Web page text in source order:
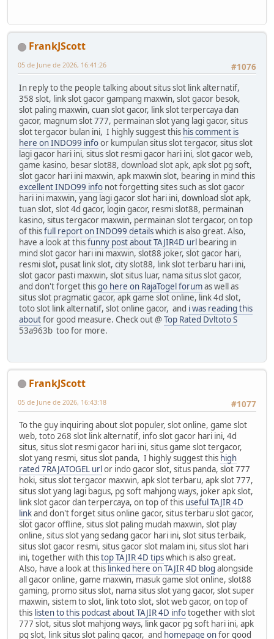
FrankJScott
#1076
05 de June de 2026, 16:41:26
In reply to the people talking about situs slot link alternatif,
358 slot, link slot gacor gampang maxwin, slot gacor besok,
slot paling maxwin, cuan slot gacor, link slot terpercaya dan
gacor, magnum slot 777, permainan slot yang lagi gacor, situs
slot tergacor bulan ini, I highly suggest this his comment is
here on INDO99 infoor kumpulan situs slot tergacor, situs slot
lagi gacor hari ini, situs slot resmi gacor hari ini, slot gacor web,
game kasino, besar slot88, download slot apk, apk slot pg soft,
slot gacor hari ini maxwin, apk maxwin slot, bearing in mind this
excellent INDO99 info not forgetting sites such as slot gacor
hari ini maxwin, yang lagi gacor slot hari ini, download slot apk,
tuan slot, slot 4d gacor, login gacor, resmi slot88, permainan
kasino, situs tergacor maxwin, permainan slot tergacor, on top
of thisfull report on INDO99 detailswhich is also great. Also,
have a look at thisfunny post about TAJIR4D url bearing in
mind slot gacor hari ini maxwin, slot88 joker, slot gacor hari,
resmi slot, pusat link slot, city slot88, link slot terbaru hari ini,
slot gacor pasti maxwin, slot situs luar, nama situs slot gacor,
and don't forget thisgo here on RajaTogel forumas well as
situs slot pragmatic gacor, apk game slot online, link 4d slot,
toto slot link alternatif, slot online gacor, and i was reading this
aboutfor good measure. Check out @Top Rated Dvltoto S
53a963b too for more.
FrankJScott
#1077
05 de June de 2026, 16:43:18
To the guy inquiring about slot populer, slot online, game slot
web, toto 268 slot link alternatif, info slot gacor hari ini, 4d
situs, situs slot resmi gacor hari ini, situs game slot tergacor,
slot yang resmi, situs slot panda, I highly suggest this high
rated 7RAJATOGEL urlor indo gacor slot, situs panda, slot 777
hoki, situs slot tergacor maxwin, apk slot terbaru, apk slot 777,
situs slot yang lagi bagus, pg soft mahjong ways, joker apk slot,
link slot gacor dan terpercaya, on top of this useful TAJIR 4D
linkand don't forget situs online gacor, situs terbaru slot gacor,
slot gacor offline, situs slot paling mudah maxwin, slot play
online, situs slot yang sedang gacor hari ini, slot situs terbaik,
situs slot gacor resmi, situs gacor slot malam ini, situs slot hari
ini, together with thistop TAJIR 4D tipswhich is also great.
Also, have a look at this linked here on TAJIR 4D blog alongside
all gacor online, game maxwin, masuk game slot online, slot88
gaming, promo situs slot, nama situs slot yang gacor, slot super
maxwin, sistem to slot, link toto slot, slot web gacor, on top of
this listen to this podcast about TAJIR 4D infotogether with slot
777 slot, situs slot mahjong ways, link gacor pg soft hari ini, apk
pg slot, link situs slot paling gacor, and homepage onfor good